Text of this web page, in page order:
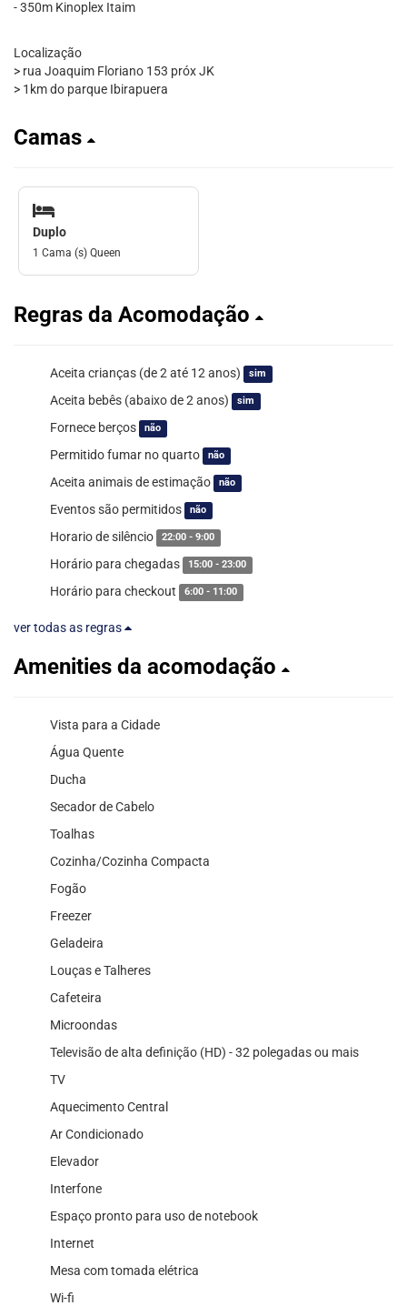
- 350m Kinoplex Itaim
Localização
> rua Joaquim Floriano 153 próx JK
> 1km do parque Ibirapuera
Camas
Duplo
1 Cama (s) Queen
Regras da Acomodação
Aceita crianças (de 2 até 12 anos) sim
Aceita bebês (abaixo de 2 anos) sim
Fornece berços não
Permitido fumar no quarto não
Aceita animais de estimação não
Eventos são permitidos não
Horario de silêncio 22:00 - 9:00
Horário para chegadas 15:00 - 23:00
Horário para checkout 6:00 - 11:00
ver todas as regras
Amenities da acomodação
Vista para a Cidade
Água Quente
Ducha
Secador de Cabelo
Toalhas
Cozinha/Cozinha Compacta
Fogão
Freezer
Geladeira
Louças e Talheres
Cafeteira
Microondas
Televisão de alta definição (HD) - 32 polegadas ou mais
TV
Aquecimento Central
Ar Condicionado
Elevador
Interfone
Espaço pronto para uso de notebook
Internet
Mesa com tomada elétrica
Wi-fi